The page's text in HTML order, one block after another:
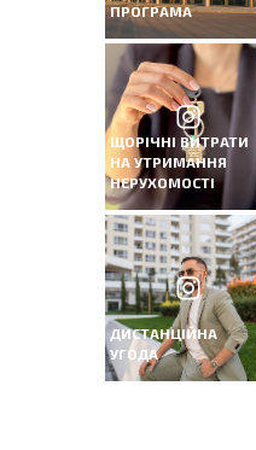
ПРОГРАМА
ЩОРІЧНІ ВИТРАТИ
НА УТРИМАННЯ
НЕРУХОМОСТІ
ДИСТАНЦІЙНА
УГОДА